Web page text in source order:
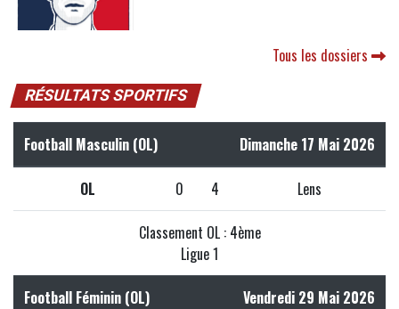
Tous les dossiers
RÉSULTATS SPORTIFS
Football Masculin (OL) Dimanche 17 Mai 2026
OL 0 4 Lens
Classement OL : 4ème
Ligue 1
Football Féminin (OL) Vendredi 29 Mai 2026